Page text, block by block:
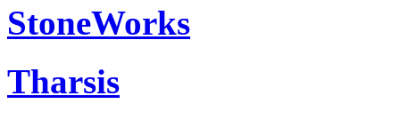
StoneWorks
Tharsis